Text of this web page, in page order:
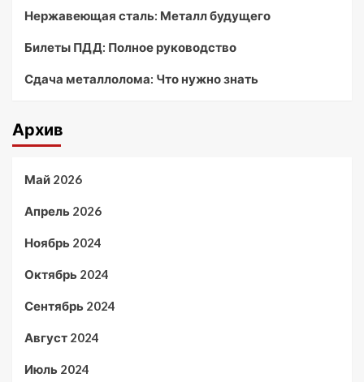
Нержавеющая сталь: Металл будущего
Билеты ПДД: Полное руководство
Сдача металлолома: Что нужно знать
Архив
Май 2026
Апрель 2026
Ноябрь 2024
Октябрь 2024
Сентябрь 2024
Август 2024
Июль 2024